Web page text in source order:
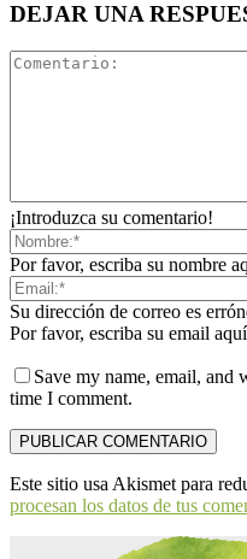
DEJAR UNA
¡Introduzca su comentario!
Por favor, escriba su nombre
Su dirección de correo es
Por favor, escriba su email aquí
Save my name, email, and
time I comment.
Este sitio usa Akismet para
procesan los datos de tus